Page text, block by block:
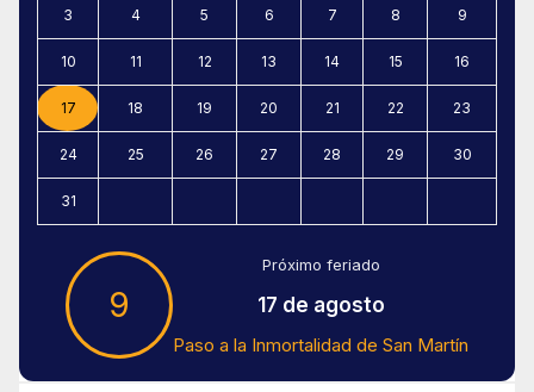
3 4 5 6 7 8 9
10 11 12 13 14 15 16
17 18 19 20 21 22 23
24 25 26 27 28 29 30
31
9
Próximo feriado
17 de agosto
Paso a la Inmortalidad de San Martín